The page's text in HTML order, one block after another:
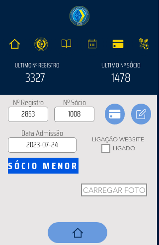
ULTIMO Nº REGISTRO
3327
ULTIMO Nº SÓCIO
1478
Nº Registro Nº Sócio
Data Admissão
LIGAÇÃO WEBSITE
LIGADO
SÓCIO MENOR
CARREGAR FOTO